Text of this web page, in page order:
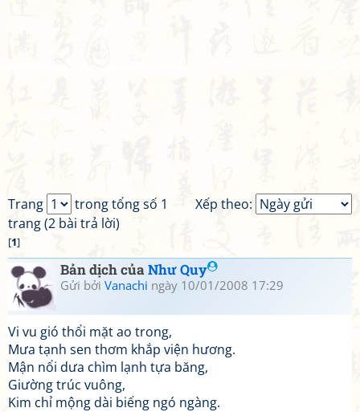
Xếp theo:
Trang
trong tổng số 1
trang (2 bài trả lời)
[1]
Bản dịch củaNhư Quy
Gửi bởi Vanachi ngày 10/01/2008 17:29
Vi vu gió thổi mặt ao trong,
Mưa tạnh sen thơm khắp viện hương.
Mận nổi dưa chìm lạnh tựa băng,
Giường trúc vuông,
Kim chỉ mộng dài biếng ngó ngàng.